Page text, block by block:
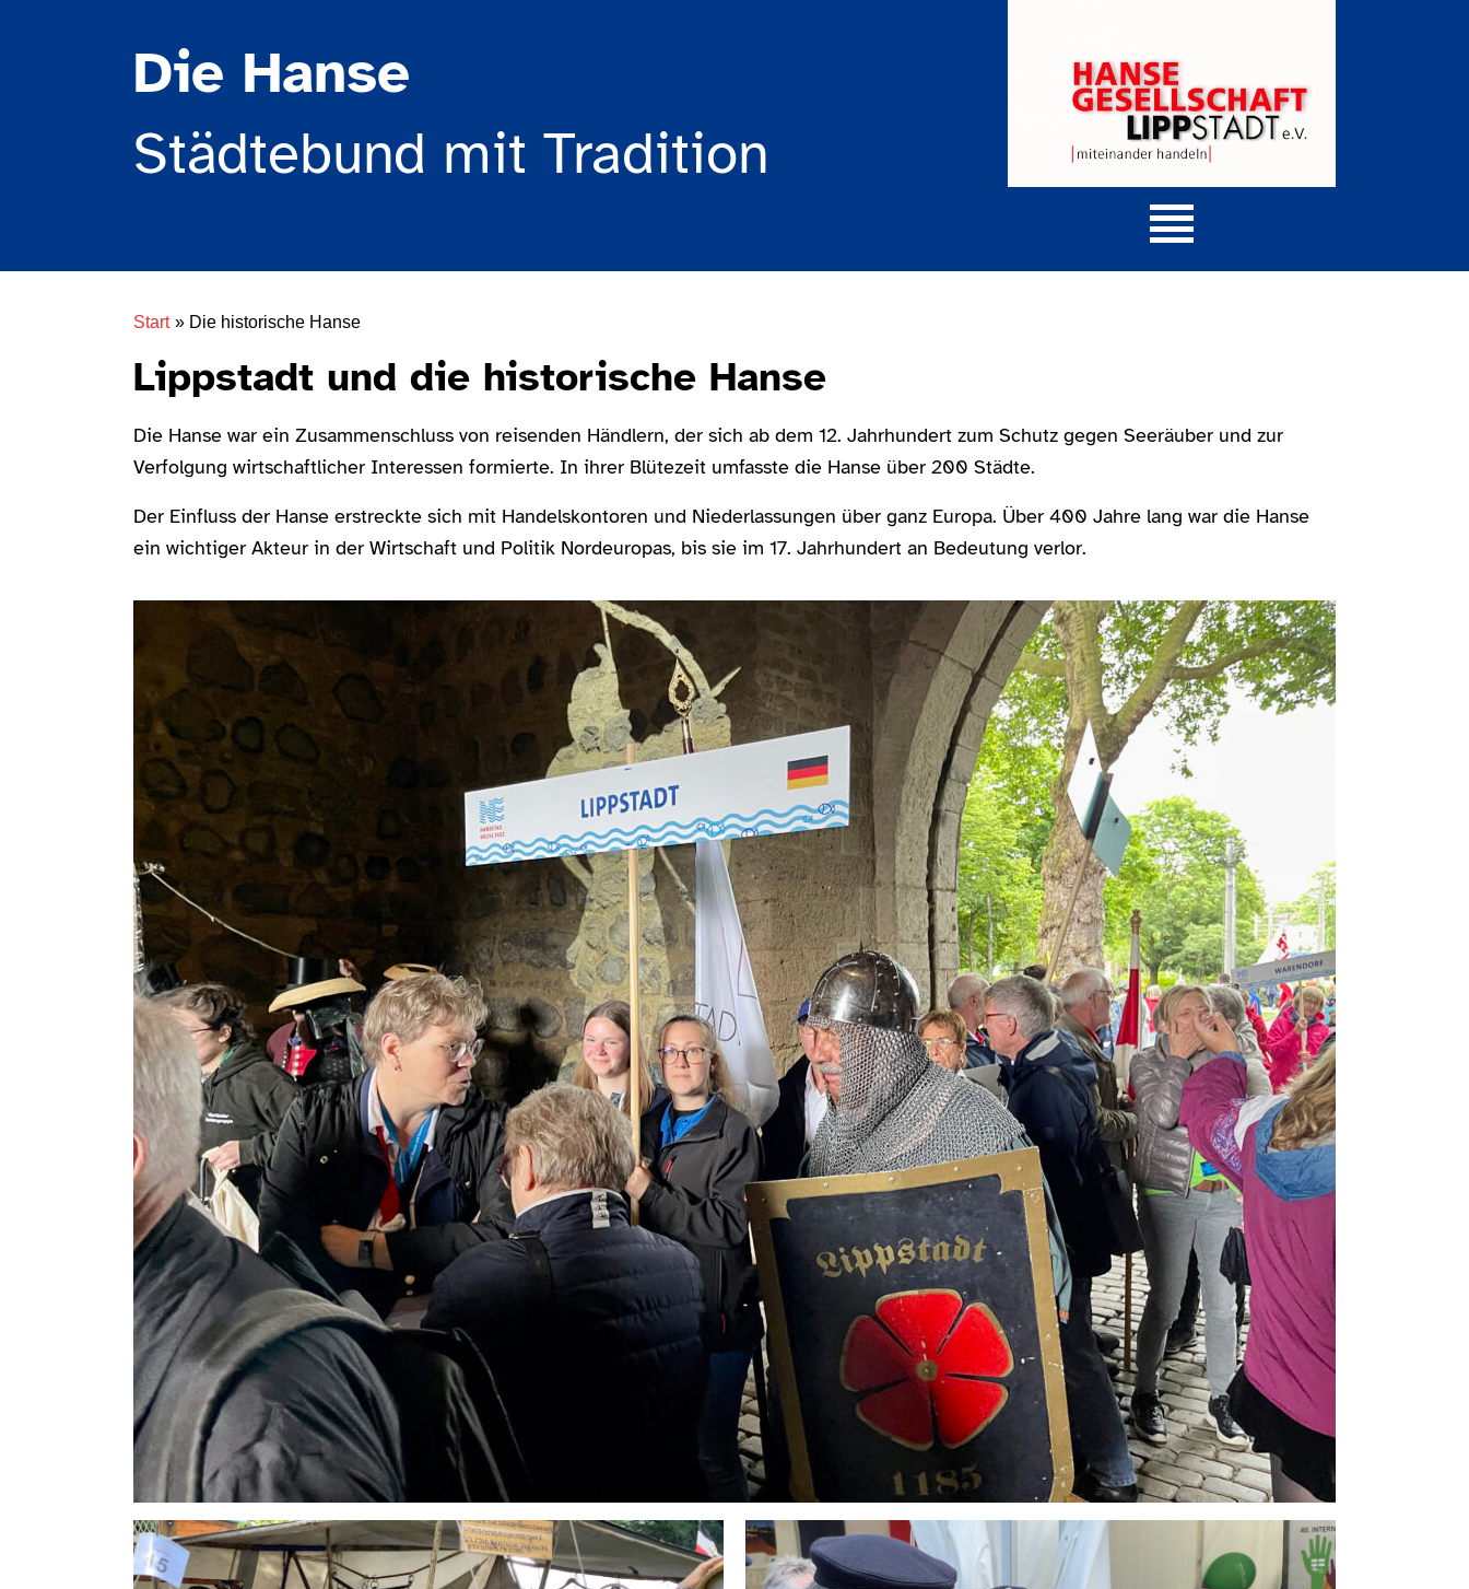
Die Hanse
Städtebund mit Tradition
Start » Die historische Hanse
Lippstadt und die historische Hanse
Die Hanse war ein Zusammenschluss von reisenden Händlern, der sich ab dem 12. Jahrhundert zum Schutz gegen Seeräuber und zur
Verfolgung wirtschaftlicher Interessen formierte. In ihrer Blütezeit umfasste die Hanse über 200 Städte.
Der Einfluss der Hanse erstreckte sich mit Handelskontoren und Niederlassungen über ganz Europa. Über 400 Jahre lang war die Hanse
ein wichtiger Akteur in der Wirtschaft und Politik Nordeuropas, bis sie im 17. Jahrhundert an Bedeutung verlor.